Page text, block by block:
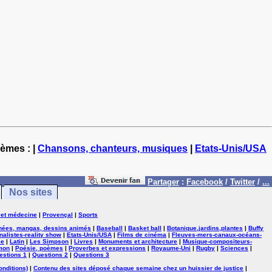
: | Chansons, chanteurs, musiques
Etats-Unis/USA
Partager : Facebook / Twitter / ...
Nos sites
médecine | Provençal | Sports
mangas, dessins animés | Baseball | Basket ball | Botanique,jardins,plantes | Buffy
reality show | Etats-Unis/USA | Films de cinéma | Fleuves-mers-canaux-océans-
| Latin | Les Simpson | Livres | Monuments et architecture | Musique-compositeurs-
| Poésie, poèmes | Proverbes et expressions | Royaume-Uni | Rugby | Sciences |
1 | Questions 2 | Questions 3
| Contenu des sites déposé chaque semaine chez un huissier de justice |